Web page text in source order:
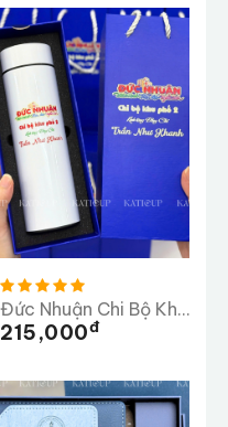
Đức Nhuận Chi Bộ Khu Phố 2
215,000Đ